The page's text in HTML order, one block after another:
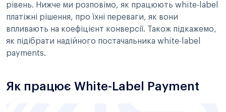
рівень. Нижче ми розповімо, як працюють white-label
платіжні рішення, про їхні переваги, як вони
впливають на коефіцієнт конверсії. Також підкажемо,
як підібрати надійного постачальника white-label
payments.
Як працює White-Label Payment